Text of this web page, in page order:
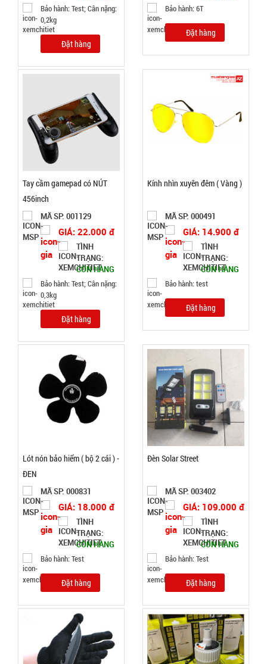
Máy đánh
Scarlett
MÃ
TRẠNG:
CÒN HÀNG
Bảo
Cân nặng:
1kg
Đặt
Ổ điện 3
cổng usb 6
T120 )
002019
GIÁ:
31.000 đ
TRẠNG:
Bảo
hành:
7N ,
Cân nặng :
0.3kg
Bảo hành: Test; Cân nặng:
0,2kg
Đặt hàng
Bảo hành: 6T
Đặt hàng
Tay cầm gamepad có NÚT
456inch
MÃ SP: 001129
GIÁ: 22.000 đ
TÌNH
TRẠNG:
CÒN HÀNG
Bảo hành: Test; Cân nặng:
0,3kg
Đặt hàng
Kính nhìn xuyên đêm ( Vàng )
MÃ SP: 000491
GIÁ: 14.900 đ
TÌNH
TRẠNG:
CÒN HÀNG
Bảo hành: test
Đặt hàng
Lót nón bảo hiểm ( bộ 2 cái ) -
ĐEN
MÃ SP: 000831
GIÁ: 18.000 đ
TÌNH
TRẠNG:
CÒN HÀNG
Bảo hành: Test
Đặt hàng
Đèn Solar Street
MÃ SP: 003402
GIÁ: 109.000 đ
TÌNH
TRẠNG:
CÒN HÀNG
Bảo hành: Test
Đặt hàng